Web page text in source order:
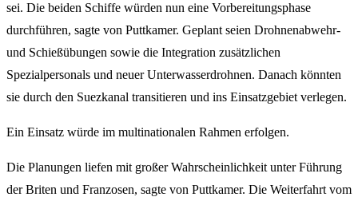
sei. Die beiden Schiffe würden nun eine Vorbereitungsphase
durchführen, sagte von Puttkamer. Geplant seien Drohnenabwehr-
und Schießübungen sowie die Integration zusätzlichen
Spezialpersonals und neuer Unterwasserdrohnen. Danach könnten
sie durch den Suezkanal transitieren und ins Einsatzgebiet verlegen.
Ein Einsatz würde im multinationalen Rahmen erfolgen.
Die Planungen liefen mit großer Wahrscheinlichkeit unter Führung
der Briten und Franzosen, sagte von Puttkamer. Die Weiterfahrt vom